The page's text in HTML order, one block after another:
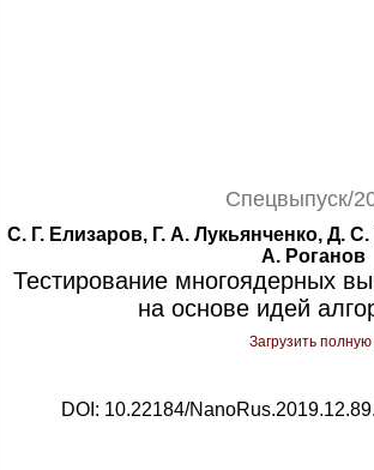
Спецвыпуск/
С. Г. Елизаров, Г. А. Лукьянченко, Д.
А. Роганов
Тестирование многоядерных
на основе идей
Загрузить
DOI: 10.22184/